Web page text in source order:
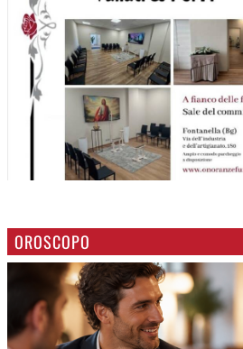
OROSCOPO